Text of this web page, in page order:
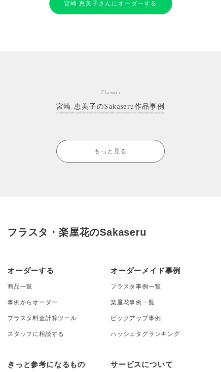
宮崎 恵美子さんにオーダーする
Flowers
宮崎 恵美子のSakaseru作品事例
もっと見る
フラスタ・楽屋花のSakaseru
オーダーする
商品一覧
事例からオーダー
フラスタ料金計算ツール
スタッフに相談する
オーダーメイド事例
フラスタ事例一覧
楽屋花事例一覧
ピックアップ事例
ハッシュタグランキング
きっと参考になるもの サービスについて